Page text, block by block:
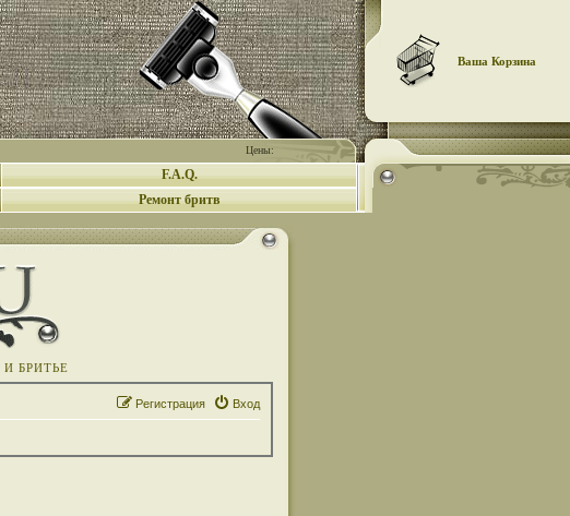
Цены:
Ваша Корзина
F.A.Q.
Ремонт бритв
БРИТЬЕ
Вход
Регистрация